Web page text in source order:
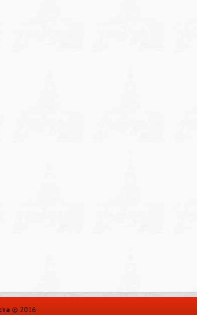
© 2016